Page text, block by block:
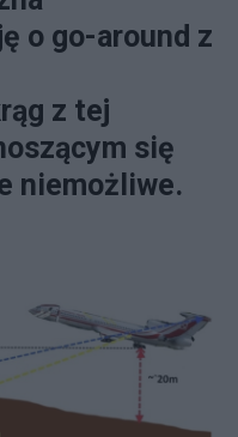
o go-around z
z tej
się
niemożliwe.